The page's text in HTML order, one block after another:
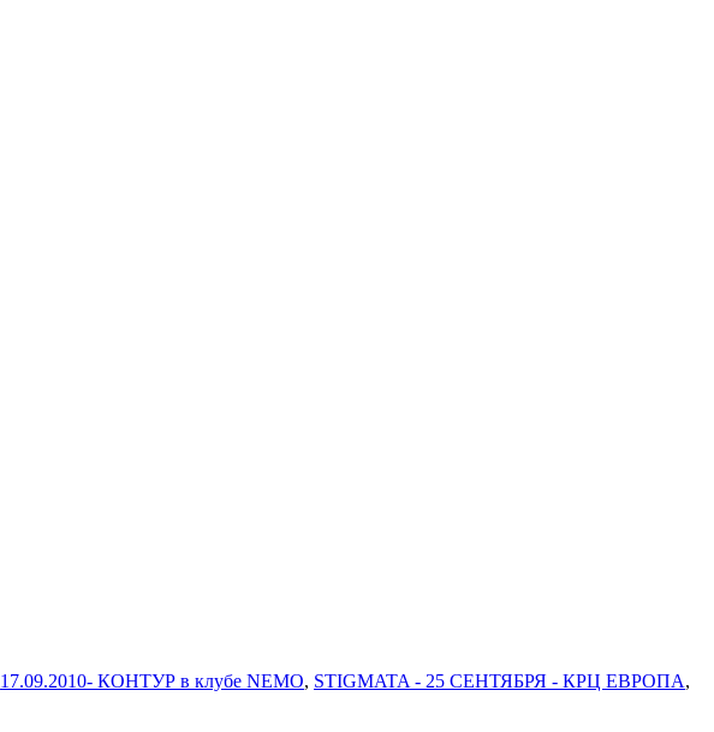
17.09.2010- КОНТУР в клубе NEMO, STIGMATA - 25 СЕНТЯБРЯ - КРЦ ЕВРОПА,